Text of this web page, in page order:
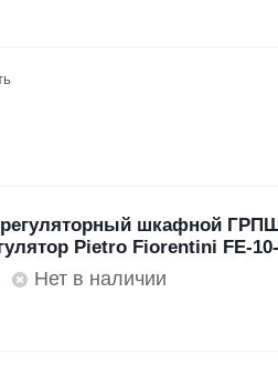
шкафной
Pietro Fiorentini FE-
Нет в наличии